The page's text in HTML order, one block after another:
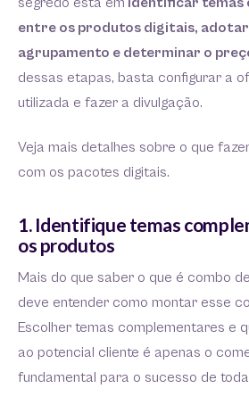
entre os produtos digitais,
agrupamento e determinar o
dessas etapas, basta configurar a
utilizada e fazer a divulgação.
Veja mais detalhes sobre o que
com os pacotes digitais.
1. Identifique temas
os produtos
Mais do que saber o que é combo
deve entender como montar esse
Escolher temas complementares e
ao potencial cliente é apenas o
fundamental para o sucesso de